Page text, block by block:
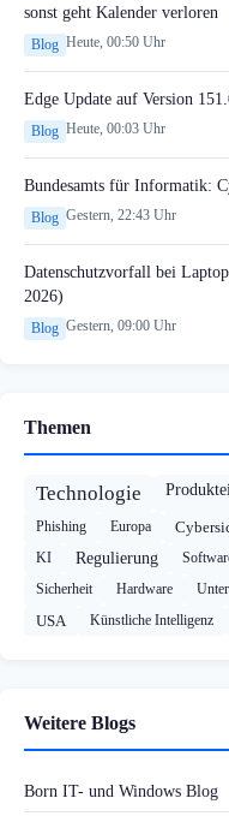
sonst geht Kalender verloren
Blog Heute, 00:50 Uhr
Edge Update auf Version
Blog Heute, 00:03 Uhr
Bundesamts für Informatik:
Blog Gestern, 22:43 Uhr
Datenschutzvorfall bei
2026)
Blog Gestern, 09:00 Uhr
Themen
Technologie
Phishing Europa
KI Regulierung
Sicherheit
Hardware
USA
Künstliche Intelligenz
Weitere Blogs
Born IT- und Windows Blog